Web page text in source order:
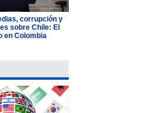
corrupción y
sobre Chile: El
en Colombia